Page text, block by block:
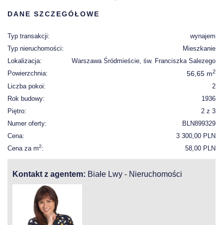
DANE SZCZEGÓŁOWE
Typ transakcji:
wynajem
Typ nieruchomości:
Mieszkanie
Lokalizacja:
Warszawa Śródmieście, św. Franciszka Salezego
Powierzchnia:
56,65 m2
Liczba pokoi:
2
Rok budowy:
1936
Piętro:
2 z 3
Numer oferty:
BLN899329
Cena:
3 300,00 PLN
Cena za m2: 58,00 PLN
Kontakt z agentem: Białe Lwy - Nieruchomości